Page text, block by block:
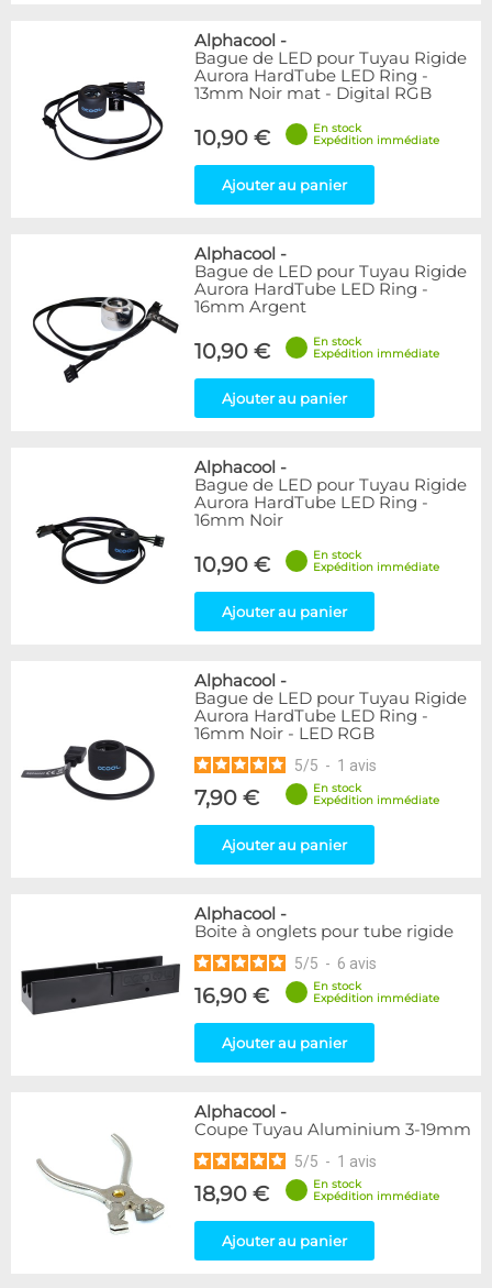
9
15
Plexi
5
Rouge
Transparent
40
Vert
Disponibilité / Promotions
Articles en promotions
Appliquer
Alphacool -
Bague de LED pour Tuyau Rigide
Aurora HardTube LED Ring -
13mm Noir mat - Digital RGB
10,90 €
En stock
Expédition immédiate
Ajouter au panier
Alphacool -
Bague de LED pour Tuyau Rigide
Aurora HardTube LED Ring -
16mm Argent
10,90 €
En stock
Expédition immédiate
Ajouter au panier
Alphacool -
Bague de LED pour Tuyau Rigide
Aurora HardTube LED Ring -
16mm Noir
10,90 €
En stock
Expédition immédiate
Ajouter au panier
Alphacool -
Bague de LED pour Tuyau Rigide
Aurora HardTube LED Ring -
16mm Noir - LED RGB
5/5 - 1 avis
7,90 €
En stock
Expédition immédiate
Ajouter au panier
Alphacool -
Boite à onglets pour tube rigide
5/5 - 6 avis
16,90 €
En stock
Expédition immédiate
Ajouter au panier
Alphacool -
Coupe Tuyau Aluminium 3-19mm
5/5 - 1 avis
18,90 €
En stock
Expédition immédiate
Ajouter au panier